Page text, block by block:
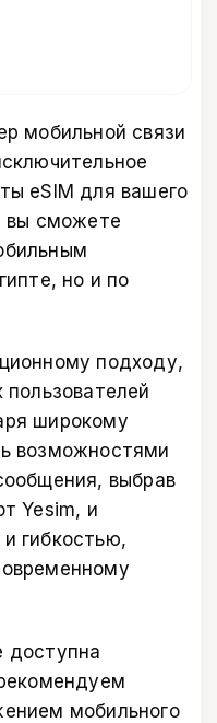
мобильной связи
eSIM для вашего
вы сможете
но и по
подходу,
пользователей
широкому
возможностями
выбрав
Yesim, и
гибкостью,
доступна
мобильного